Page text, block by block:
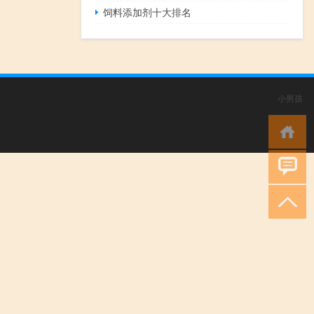
饲料添加剂十大排名
小男孩